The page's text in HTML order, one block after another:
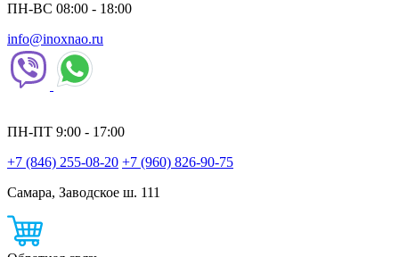
ПН-ВС 08:00 - 18:00
info@inoxnao.ru
ПН-ПТ 9:00 - 17:00
+7 (846) 255-08-20 +7 (960) 826-90-75
Самара, Заводское ш. 111